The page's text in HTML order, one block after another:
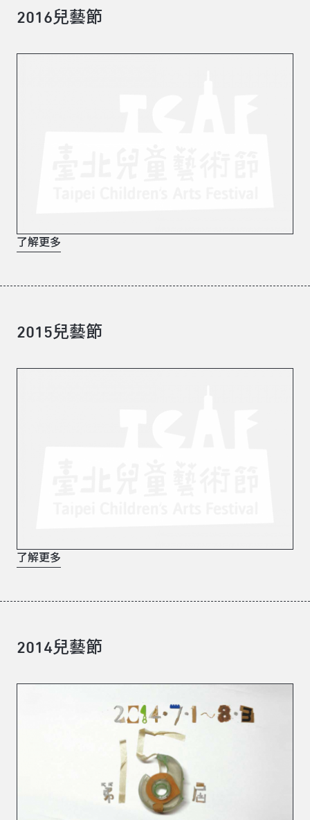
2016兒藝節
了解更多
2015兒藝節
了解更多
2014兒藝節